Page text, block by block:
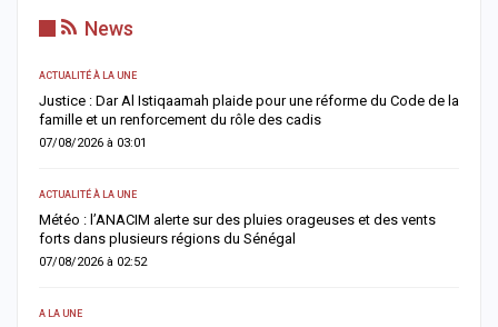
News
ACTUALITÉ À LA UNE
Justice : Dar Al Istiqaamah plaide pour une réforme du Code de la
famille et un renforcement du rôle des cadis
07/08/2026 à 03:01
ACTUALITÉ À LA UNE
Météo : l’ANACIM alerte sur des pluies orageuses et des vents
forts dans plusieurs régions du Sénégal
07/08/2026 à 02:52
A LA UNE